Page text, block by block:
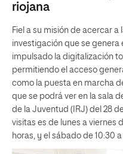
riojana
Fiel a su misión de acercar
investigación que se genera
impulsado la digitalización
permitiendo el acceso
como la puesta en marcha
que se podrá ver en la sala
de la Juventud (IRJ) del 28
visitas es de lunes a viernes
horas, y el sábado de 10:30 a